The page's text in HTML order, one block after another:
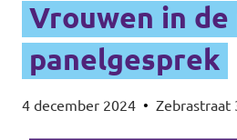
Vrouwen in
panelgesprek
4 december 2024 • Zebrastraat